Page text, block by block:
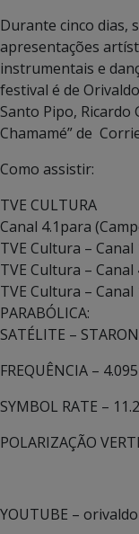
Durante cinco dias,
apresentações
instrumentais e
festival é de
Santo Pipo,
Chamamé” de
Como assistir:
TVE CULTURA
Canal 4.1para
TVE Cultura –
TVE Cultura – Canal
TVE Cultura – Canal
PARABÓLICA:
SATÉLITE –
FREQUÊNCIA – 4.095
SYMBOL RATE –
POLARIZAÇÃO
YOUTUBE –